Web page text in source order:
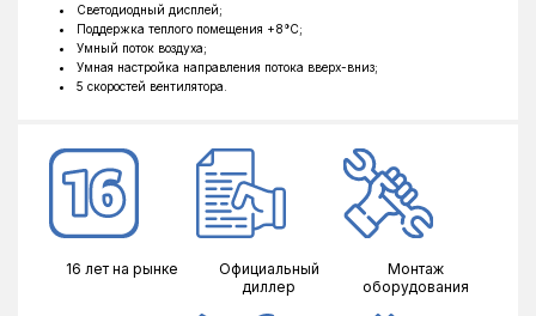
Светодиодный дисплей;
Поддержка теплого помещения +8°C;
Умный поток воздуха;
Умная настройка направления потока вверх-вниз;
5 скоростей вентилятора.
16 лет на рынке
Официальный
диллер
Монтаж
оборудования